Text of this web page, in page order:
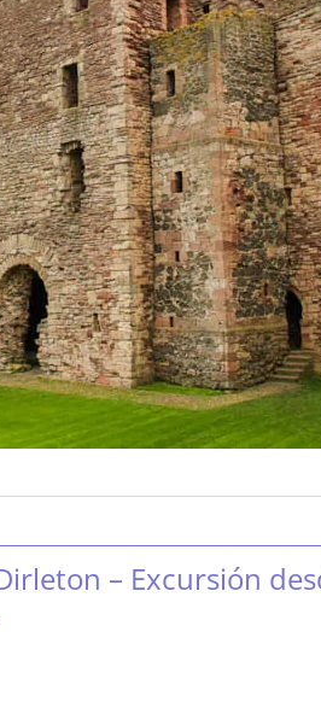
– Excursión